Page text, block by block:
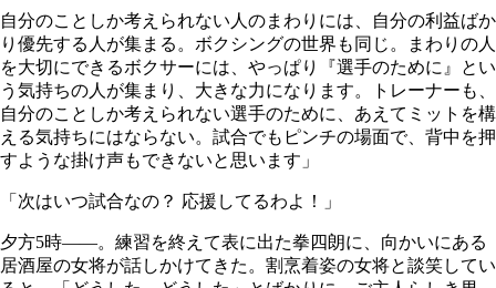
自分のことしか考えられない人のまわりには、自分の利益ばか
り優先する人が集まる。ボクシングの世界も同じ。まわりの人
を大切にできるボクサーには、やっぱり『選手のために』とい
う気持ちの人が集まり、大きな力になります。トレーナーも、
自分のことしか考えられない選手のために、あえてミットを構
える気持ちにはならない。試合でもピンチの場面で、背中を押
すような掛け声もできないと思います」
「次はいつ試合なの？ 応援してるわよ！」
夕方5時――。練習を終えて表に出た拳四朗に、向かいにある
居酒屋の女将が話しかけてきた。割烹着姿の女将と談笑してい